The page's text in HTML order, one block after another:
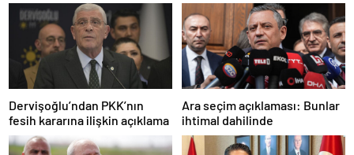
Dervişoğlu’ndan PKK’nın
fesih kararına ilişkin açıklama
Ara seçim açıklaması: Bunlar
ihtimal dahilinde